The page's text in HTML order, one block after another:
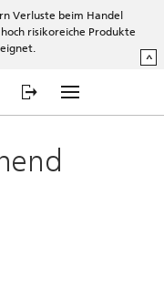
Verluste beim Handel
risikoreiche Produkte
^